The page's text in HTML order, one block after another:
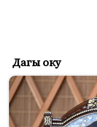
Дагы оку